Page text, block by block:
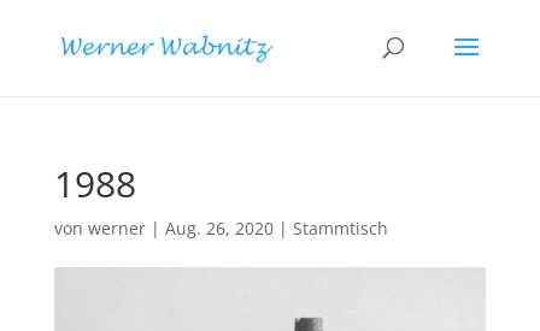
1988
von werner| Aug. 26, 2020| Stammtisch